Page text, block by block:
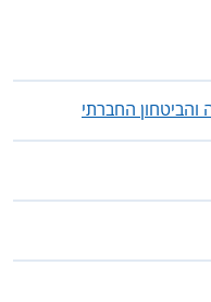
והביטחון החברתי